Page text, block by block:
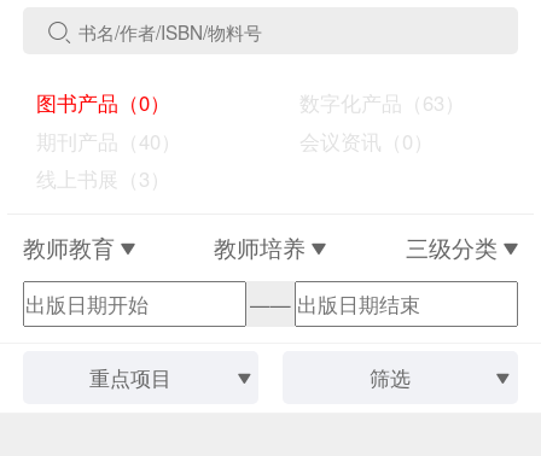
图书产品（0）
数字化产品（63）
期刊产品（40）
会议资讯（0）
线上书展（3）
教师教育 教师培养 三级分类
——
重点项目 筛选